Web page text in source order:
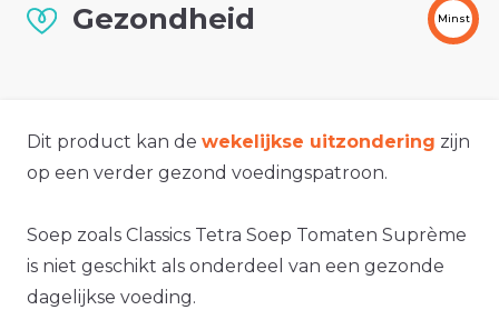
Gezondheid Minst
Dit product kan de wekelijkse uitzondering zijn
op een verder gezond voedingspatroon.
Soep zoals Classics Tetra Soep Tomaten Suprème
is niet geschikt als onderdeel van een gezonde
dagelijkse voeding.